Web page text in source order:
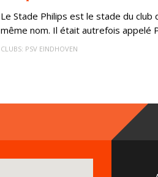
Le Stade Philips est le stade du club
même nom. Il était autrefois appelé
CLUBS: PSV EINDHOVEN